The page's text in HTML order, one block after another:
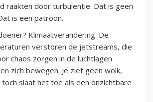
raakten door turbulentie. Dat is geen
is een patroon.
Klimaatverandering. De
verstoren de jetstreams, die
chaos zorgen in de luchtlagen
zich bewegen. Je ziet geen wolk,
slaat het toe als een onzichtbare